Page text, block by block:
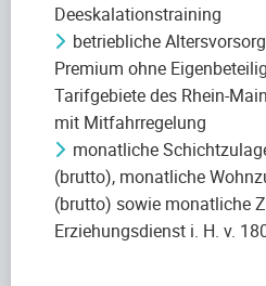
Deeskalationstraining
betriebliche
Premium ohne
Tarifgebiete des Rhein-
mit Mitfahrregelung
monatliche
(brutto), monatliche
(brutto) sowie monatliche
Erziehungsdienst i. H. v.